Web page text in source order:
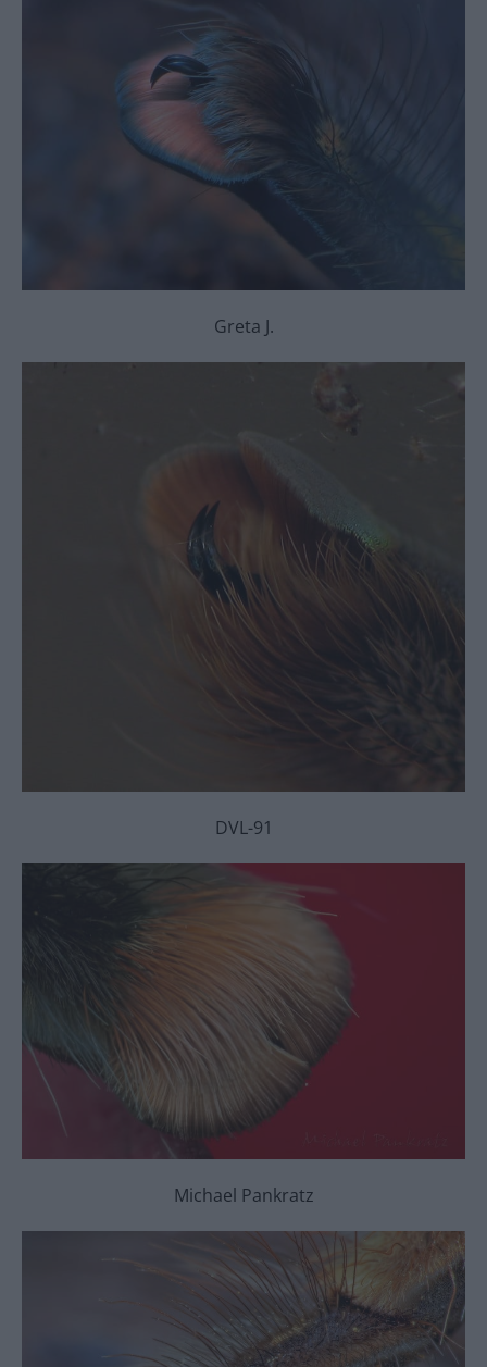
Greta J.
DVL-91
Michael Pankratz